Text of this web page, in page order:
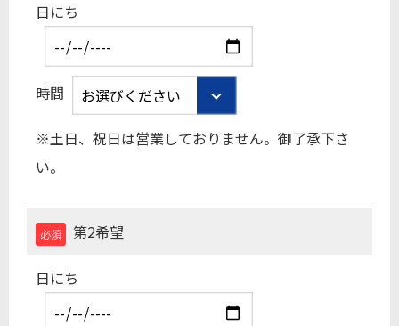
日にち
時間
※土日、祝日は営業しておりません。御了承下さ
い。
必須 第2希望
日にち